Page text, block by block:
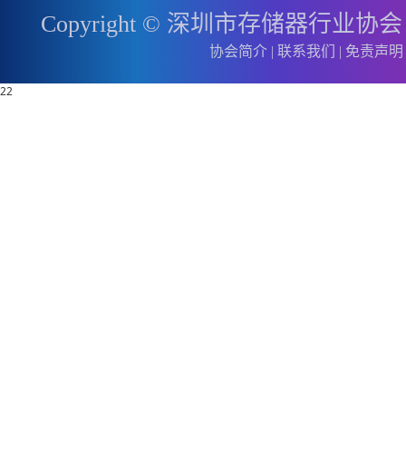
Copyright © 深圳市存储器行业协
协会简介| 联系我们 | 免责声明
22